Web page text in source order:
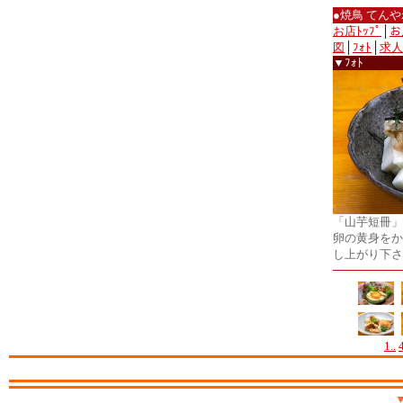
●焼鳥 てん
お店ﾄｯﾌﾟ
図
ﾌｫﾄ
求
▼ﾌｫﾄ
「山芋短冊」
卵の黄身を
し上がり下
1..